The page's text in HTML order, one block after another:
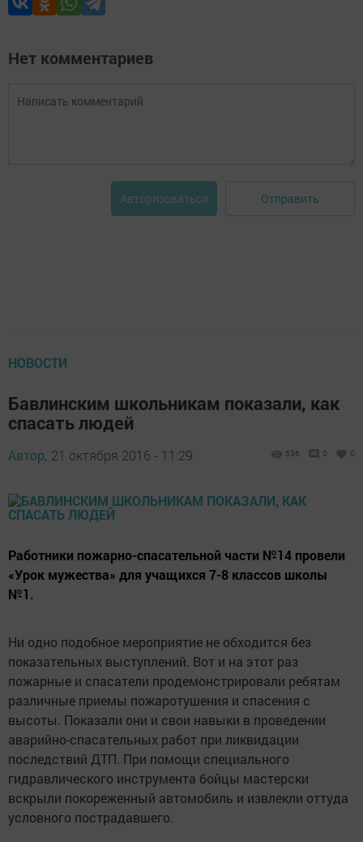
Нет комментариев
Авторизоваться Отправить
НОВОСТИ
Бавлинским школьникам показали, как
спасать людей
Автор, 21 октября 2016 - 11:29 536 0 0
Работники пожарно-спасательной части №14 провели
«Урок мужества» для учащихся 7-8 классов школы
№1.
Ни одно подобное мероприятие не обходится без
показательных выступлений. Вот и на этот раз
пожарные и спасатели продемонстрировали ребятам
различные приемы пожаротушения и спасения с
высоты. Показали они и свои навыки в проведении
аварийно-спасательных работ при ликвидации
последствий ДТП. При помощи специального
гидравлического инструмента бойцы мастерски
вскрыли покореженный автомобиль и извлекли оттуда
условного пострадавшего.